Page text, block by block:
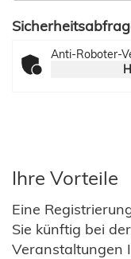
Anti-Roboter-
Ihre Vorteile
Eine
Sie künftig bei
Veranstaltungen